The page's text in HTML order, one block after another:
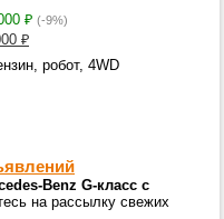
₽ (-9%)
₽
робот, 4WD
Benz G-класс с
на рассылку свежих